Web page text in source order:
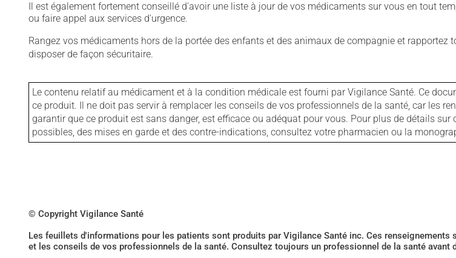
Il est également fortement conseillé d'avoir une liste à jour de vos médicaments sur vous en tout
ou faire appel aux services d'urgence.
Rangez vos médicaments hors de la portée des enfants et des animaux de compagnie et
disposer de façon sécuritaire.
Le contenu relatif au médicament et à la condition médicale est fourni par Vigilance Santé. Ce
ce produit. Il ne doit pas servir à remplacer les conseils de vos professionnels de la santé, car les
garantir que ce produit est sans danger, est efficace ou adéquat pour vous. Pour plus de détails
possibles, des mises en garde et des contre-indications, consultez votre pharmacien ou la
© Copyright Vigilance Santé
Les feuillets d'informations pour les patients sont produits par Vigilance Santé inc. Ces renseignements
et les conseils de vos professionnels de la santé. Consultez toujours un professionnel de la santé